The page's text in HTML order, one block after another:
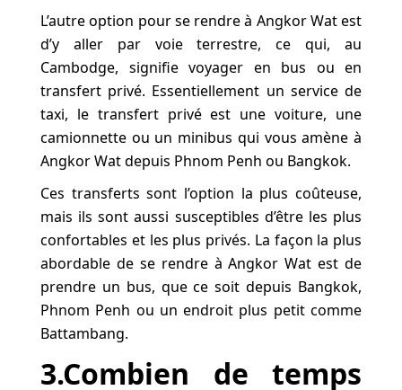
L’autre option pour se rendre à Angkor Wat est
d’y aller par voie terrestre, ce qui, au
Cambodge, signifie voyager en bus ou en
transfert privé. Essentiellement un service de
taxi, le transfert privé est une voiture, une
camionnette ou un minibus qui vous amène à
Angkor Wat depuis Phnom Penh ou Bangkok.
Ces transferts sont l’option la plus coûteuse,
mais ils sont aussi susceptibles d’être les plus
confortables et les plus privés. La façon la plus
abordable de se rendre à Angkor Wat est de
prendre un bus, que ce soit depuis Bangkok,
Phnom Penh ou un endroit plus petit comme
Battambang.
3.Combien de temps